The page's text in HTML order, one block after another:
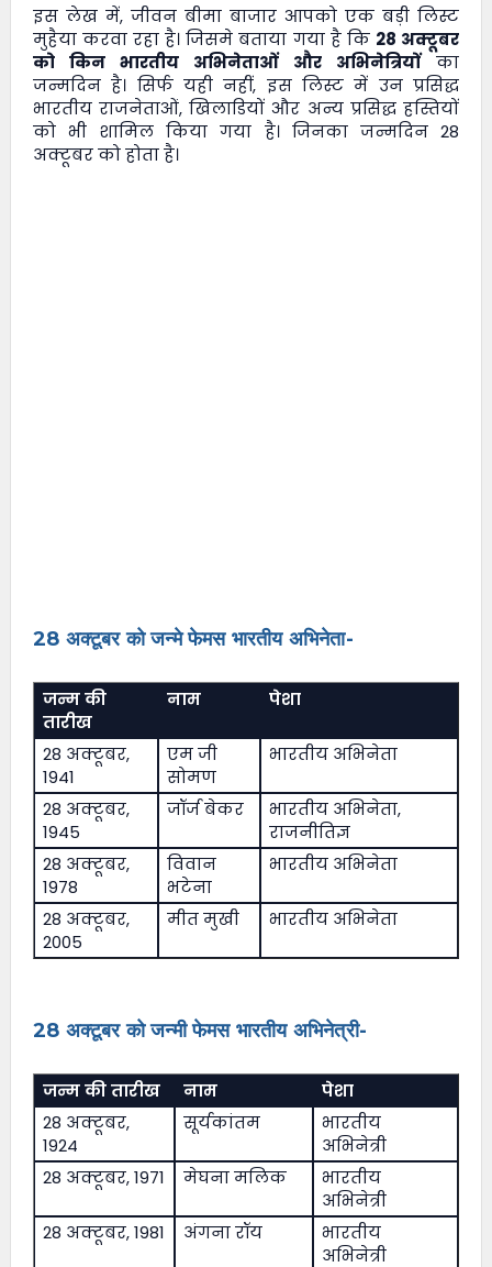
इस लेख में, जीवन बीमा बाजार आपको एक बड़ी लिस्ट
मुहैया करवा रहा है। जिसमे बताया गया है कि 28 अक्टूबर
को किन भारतीय अभिनेताओं और अभिनेत्रियोंका
जन्मदिन है। सिर्फ यही नहीं, इस लिस्ट में उन प्रसिद्ध
भारतीय राजनेताओं, खिलाडियों और अन्य प्रसिद्ध हस्तियों
को भी शामिल किया गया है। जिनका जन्मदिन 28
अक्टूबर को होता है।
28 अक्टूबर को जन्मे फेमस भारतीय अभिनेता-
जन्म की
तारीख
नाम पेशा
28 अक्टूबर,
1941
एम जी
सोमण
भारतीय अभिनेता
28 अक्टूबर,
1945
जॉर्ज बेकर
भारतीय अभिनेता,
राजनीतिज्ञ
28 अक्टूबर,
1978
विवान
भटेना
भारतीय अभिनेता
28 अक्टूबर,
2005
मीत मुखी भारतीय अभिनेता
28 अक्टूबर को जन्मी फेमस भारतीय अभिनेत्री-
जन्म की तारीख नाम
पेशा
28 अक्टूबर,
1924
सूर्यकांतम
भारतीय
अभिनेत्री
28 अक्टूबर, 1971
मेघना मलिक
भारतीय
अभिनेत्री
28 अक्टूबर, 1981
अंगना रॉय
भारतीय
अभिनेत्री